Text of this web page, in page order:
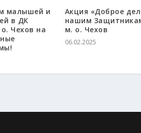
малышей и
в ДК
Чехов на
Акция «Доброе
нашим
м. о. Чехов
06.02.2025